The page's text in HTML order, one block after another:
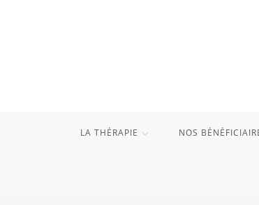
LA THÉRAPIE NOS